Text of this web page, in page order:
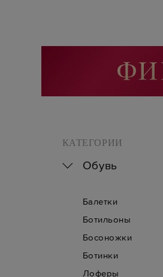
КАТЕГОРИИ
Обувь
Балетки
Ботильоны
Босоножки
Ботинки
Лоферы